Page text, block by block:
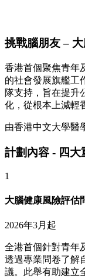
挑戰腦朋友 –
香港首個聚焦青年
的社會發展旗艦工
隊支持，旨在提升
化，從根本上減輕
由香港中文大學醫
計劃內容 - 四大
1
大腦健康風險評估
2026年3月起
全港首個針對青年
透過專業問卷了解
議。此舉有助建立